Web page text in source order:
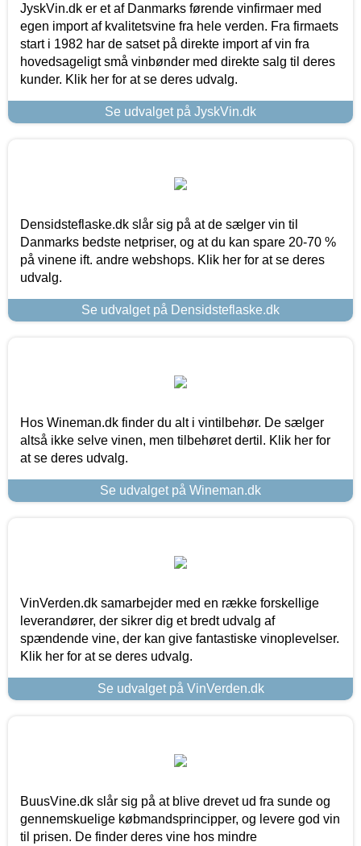
JyskVin.dk er et af Danmarks førende vinfirmaer med
egen import af kvalitetsvine fra hele verden. Fra firmaets
start i 1982 har de satset på direkte import af vin fra
hovedsageligt små vinbønder med direkte salg til deres
kunder. Klik her for at se deres udvalg.
Se udvalget på JyskVin.dk
Densidsteflaske.dk slår sig på at de sælger vin til
Danmarks bedste netpriser, og at du kan spare 20-70 %
på vinene ift. andre webshops. Klik her for at se deres
udvalg.
Se udvalget på Densidsteflaske.dk
Hos Wineman.dk finder du alt i vintilbehør. De sælger
altså ikke selve vinen, men tilbehøret dertil. Klik her for
at se deres udvalg.
Se udvalget på Wineman.dk
VinVerden.dk samarbejder med en række forskellige
leverandører, der sikrer dig et bredt udvalg af
spændende vine, der kan give fantastiske vinoplevelser.
Klik her for at se deres udvalg.
Se udvalget på VinVerden.dk
BuusVine.dk slår sig på at blive drevet ud fra sunde og
gennemskuelige købmandsprincipper, og levere god vin
til prisen. De finder deres vine hos mindre